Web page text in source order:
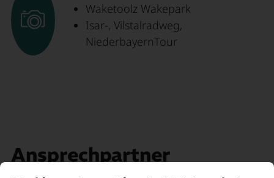
Waketoolz Wakepark
Isar-, Vilstalradweg,
NiederbayernTour
Ansprechpartner